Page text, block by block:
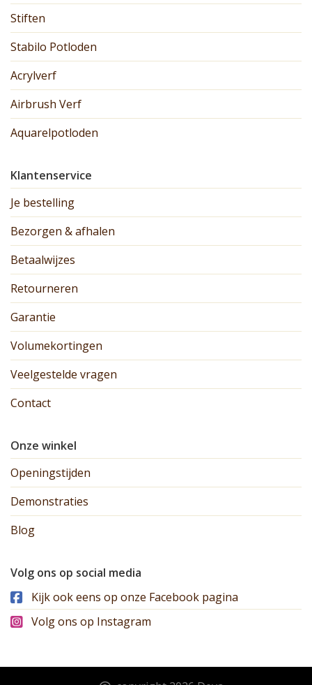
Stiften
Stabilo Potloden
Acrylverf
Airbrush Verf
Aquarelpotloden
Klantenservice
Je bestelling
Bezorgen & afhalen
Betaalwijzes
Retourneren
Garantie
Volumekortingen
Veelgestelde vragen
Contact
Onze winkel
Openingstijden
Demonstraties
Blog
Volg ons op social media
Kijk ook eens op onze Facebook pagina
Volg ons op Instagram